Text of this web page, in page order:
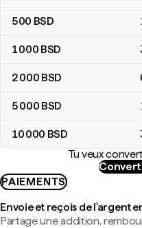
500 BSD
1 000 BSD
2 000 BSD
5 000 BSD
10 000 BSD
Tu veux
PAIEMENTS
Envoie et reçois de l'argent
Partage une addition,